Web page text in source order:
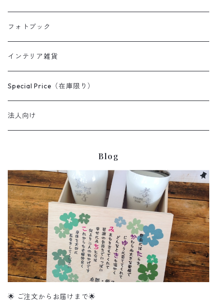
フォトブック
インテリア雑貨
Special Price（在庫限り）
法人向け
Blog
🌟 ご注文からお届けまで🌟